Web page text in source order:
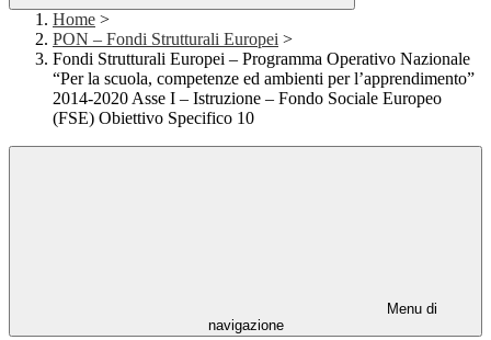
Home >
PON – Fondi Strutturali Europei >
Fondi Strutturali Europei – Programma Operativo Nazionale
“Per la scuola, competenze ed ambienti per l’apprendimento”
2014-2020 Asse I – Istruzione – Fondo Sociale Europeo
(FSE) Obiettivo Specifico 10
Menu di
navigazione